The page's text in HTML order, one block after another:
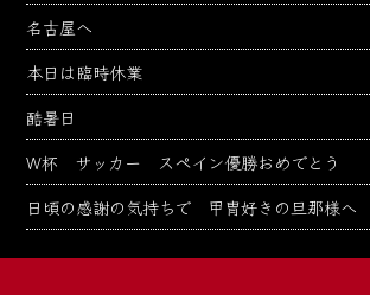
名古屋へ
本日は臨時休業
酷暑日
W杯 サッカー スペイン優勝おめでとう
日頃の感謝の気持ちで 甲冑好きの旦那様へ